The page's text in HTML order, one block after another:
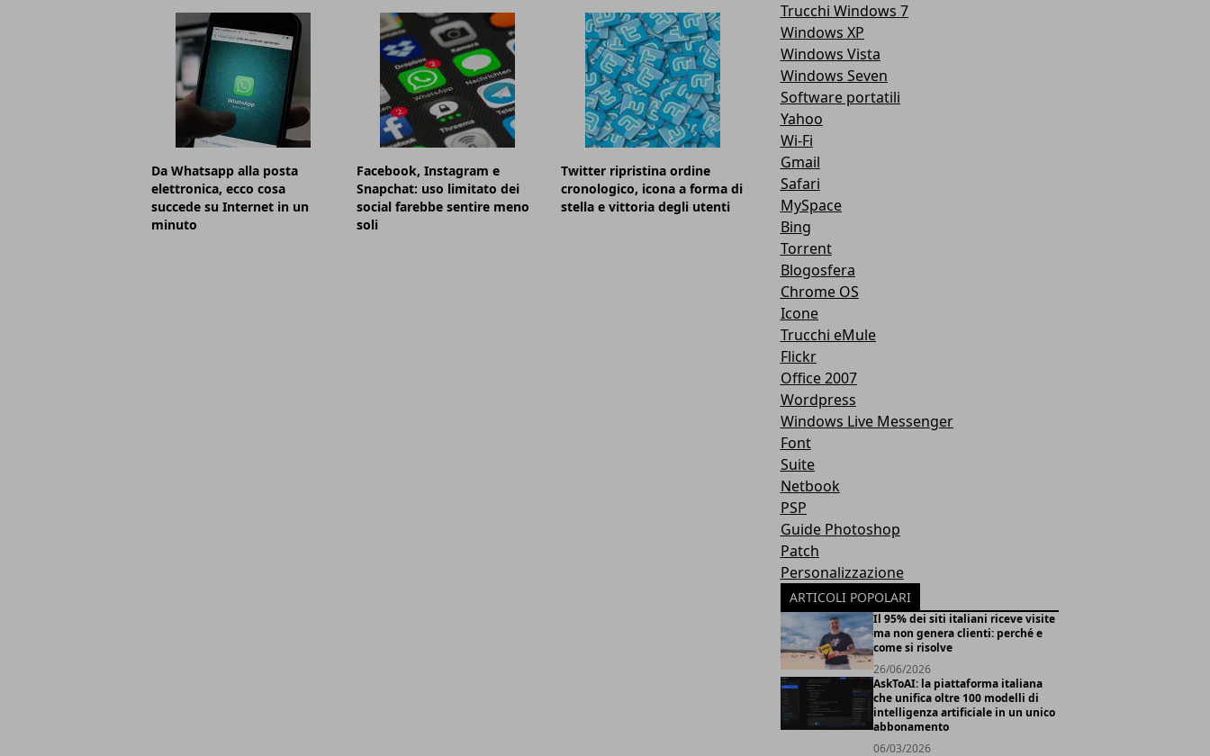
Da Whatsapp alla posta
elettronica, ecco cosa
succede su Internet in un
minuto
Facebook, Instagram e
Snapchat: uso limitato dei
social farebbe sentire meno
soli
Twitter ripristina ordine
cronologico, icona a forma di
stella e vittoria degli utenti
Trucchi Windows 7
Windows XP
Windows Vista
Windows Seven
Software portatili
Yahoo
Wi-Fi
Gmail
Safari
MySpace
Bing
Torrent
Blogosfera
Chrome OS
Icone
Trucchi eMule
Flickr
Office 2007
Wordpress
Windows Live Messenger
Font
Suite
Netbook
PSP
Guide Photoshop
Patch
Personalizzazione
ARTICOLI POPOLARI
Il 95% dei siti italiani riceve visite
ma non genera clienti: perché e
come si risolve
26/06/2026
AskToAI: la piattaforma italiana
che unifica oltre 100 modelli di
intelligenza artificiale in un unico
abbonamento
06/03/2026